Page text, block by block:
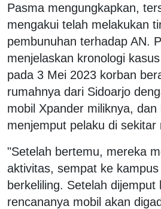
Pasma mengungkapkan,
mengakui telah melakukan
pembunuhan terhadap AN.
menjelaskan kronologi
pada 3 Mei 2023 korban
rumahnya dari Sidoarjo
mobil Xpander miliknya, dan
menjemput pelaku di sekitar
"Setelah bertemu, mereka
aktivitas, sempat ke
berkeliling. Setelah dijemput
rencananya mobil akan